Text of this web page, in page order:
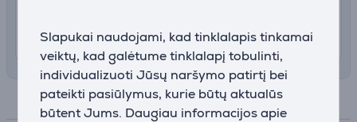
Slapukai naudojami, kad tinklalapis tinkamai
veiktų, kad galėtume tinklalapį tobulinti,
individualizuoti Jūsų naršymo patirtį bei
pateikti pasiūlymus, kurie būtų aktualūs
būtent Jums. Daugiau informacijos apie
Rugpjūčio 11 - 13
Specifikacija